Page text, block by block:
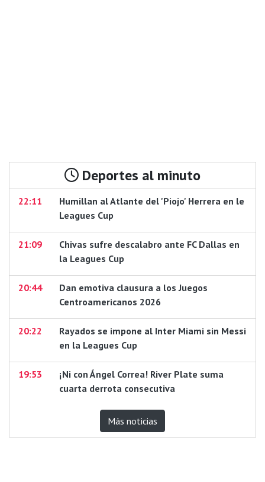
Deportes al minuto
22:11
Humillan al Atlante del 'Piojo' Herrera en le
Leagues Cup
21:09
Chivas sufre descalabro ante FC Dallas en
la Leagues Cup
20:44
Dan emotiva clausura a los Juegos
Centroamericanos 2026
20:22
Rayados se impone al Inter Miami sin Messi
en la Leagues Cup
19:53
¡Ni con Ángel Correa! River Plate suma
cuarta derrota consecutiva
Más noticias